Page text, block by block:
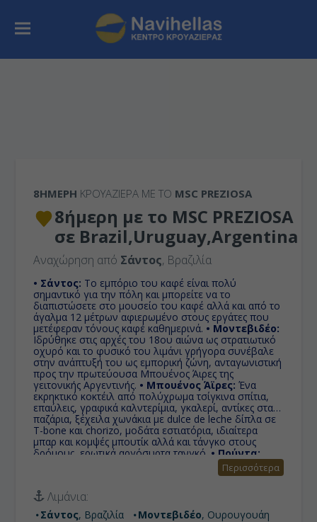
8ΉΜΕΡΗ ΚΡΟΥΑΖΙΕΡΑ ΜΕ ΤΟ MSC PREZIOSA
8ήμερη με το MSC PREZIOSA
σε Brazil,Uruguay,Argentina
Αναχώρηση από Σάντος, Βραζιλία
• Σάντος: Το εμπόριο του καφέ είναι πολύ
σημαντικό για την πόλη και μπορείτε να το
διαπιστώσετε στο μουσείο του καφέ αλλά και από το
άγαλμα 12 μέτρων αφιερωμένο στους εργάτες που
μετέφεραν τόνους καφέ καθημερινά. • Μοντεβιδέο:
Ιδρύθηκε στις αρχές του 18ου αιώνα ως στρατιωτικό
οχυρό και το φυσικό του λιμάνι γρήγορα συνέβαλε
στην ανάπτυξή του ως εμπορική ζώνη, ανταγωνιστική
προς την πρωτεύουσα Μπουένος Άιρες της
γειτονικής Αργεντινής. • Μπουένος Άϊρες: Ένα
εκρηκτικό κοκτέιλ από πολύχρωμα τσίγκινα σπίτια,
επαύλεις, γραφικά καλντερίμια, γκαλερί, αντίκες στα
παζάρια, ξέχειλα χωνάκια με dulce de leche δίπλα σε
T-bone και chorizo, μοδάτα εστιατόρια, ιδιαίτερα
μπαρ και κομψές μπουτίκ αλλά και τάνγκο στους
δρόμους, ερωτικά αργόσυρτα τανγκό.• Πούντα:
Πόλη και θέρετρο στην ακτή του Ατλαντικού στο
Ουρουγουάης.
Περισσότερα
Λιμάνια:
Σάντος, Βραζιλία Μοντεβιδέο, Ουρουγουάη